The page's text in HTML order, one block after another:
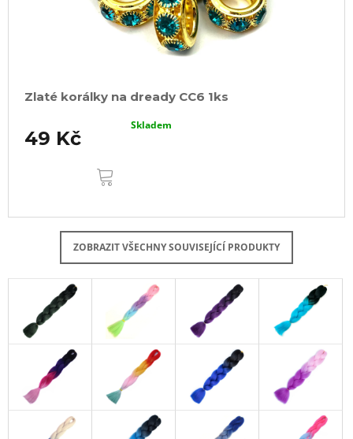
Zlaté korálky na dready CC6 1ks
49 Kč
Skladem
ZOBRAZIT VŠECHNY SOUVISEJÍCÍ PRODUKTY